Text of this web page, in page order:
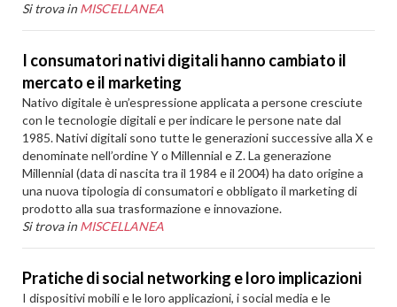
Si trova in MISCELLANEA
I consumatori nativi digitali hanno cambiato il
mercato e il marketing
Nativo digitale è un’espressione applicata a persone cresciute
con le tecnologie digitali e per indicare le persone nate dal
1985. Nativi digitali sono tutte le generazioni successive alla X e
denominate nell’ordine Y o Millennial e Z. La generazione
Millennial (data di nascita tra il 1984 e il 2004) ha dato origine a
una nuova tipologia di consumatori e obbligato il marketing di
prodotto alla sua trasformazione e innovazione.
Si trova in MISCELLANEA
Pratiche di social networking e loro implicazioni
I dispositivi mobili e le loro applicazioni, i social media e le